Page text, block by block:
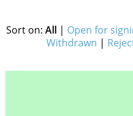
Sort on: All| Open for
Withdrawn |